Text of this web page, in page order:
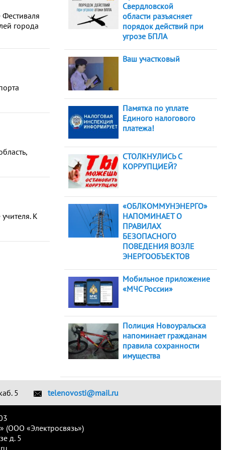
города
К
Свердловской
области разъясняет
порядок действий при
угрозе БПЛА
Ваш участковый
Памятка по уплате
Единого налогового
платежа!
СТОЛКНУЛИСЬ С
КОРРУПЦИЕЙ?
«ОБЛКОММУНЭНЕРГО»
НАПОМИНАЕТ О
ПРАВИЛАХ
БЕЗОПАСНОГО
ПОВЕДЕНИЯ ВОЗЛЕ
ЭНЕРГООБЪЕКТОВ
Мобильное приложение
«МЧС России»
Полиция Новоуральска
напоминает гражданам
правила сохранности
имущества
5 telenovosti@mail.ru
(ООО «Электросвязь»)
д. 5